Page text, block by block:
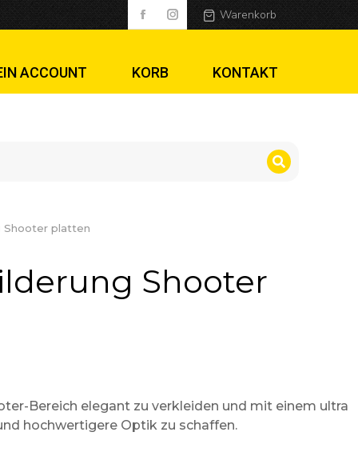
platten Warenkorb
ACCOUNT KORB KONTAKT
Shooter platten
Shooter
Bereich elegant zu verkleiden und mit einem ultra
hochwertigere Optik zu schaffen.